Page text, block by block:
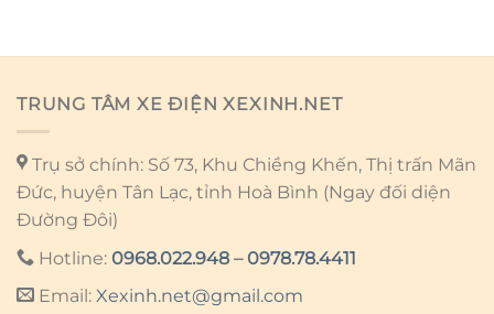
TRUNG TÂM XE ĐIỆN XEXINH.NET
Trụ sở chính: Số 73, Khu Chiềng Khến, Thị trấn Mãn
Đức, huyện Tân Lạc, tỉnh Hoà Bình (Ngay đối diện
Đường Đôi)
Hotline: 0968.022.948 –0978.78.4411
Email: Xexinh.net@gmail.com